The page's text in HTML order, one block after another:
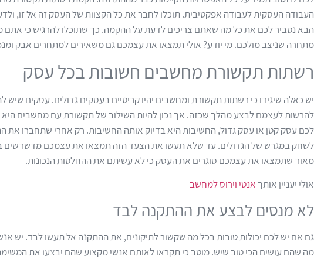
העבודה העסקית לעבודה אפקטיבית. תוכלו לחבר את כל הקצוות של העסק זה אל זו,
הבא נסביר לכם את כל מה שאתם צריכים לדעת על ההקמה. כך שתוכלו להרגיש כי
מתחרה שניצב מולכם. מי יודע? אולי תמצאו את עצמכם גם משאירים למתחרים אבק
רשתות תקשורת מחשבים חשובות בכל עסק
יש כאלה שיגידו כי רשתות תקשורת ומחשבים יהיו קריטיים בעסקים גדולים. עסקים שיש
להרשות לעצמם לבצע מהלך שכזה. אך נכון להיות השילוב של תקשורת עם מחשבים היא
לכם עסק קטן או עסק גדול, החשיבות היא בדיוק אותה החשיבות. רק אחרי שתחברו את
לשחק במגרש של הגדולים. עד שלא תעשו את הצעד הזה תמצאו את עצמכם מדשדשים
מאוד שתמצאו את עצמכם סוגרים את העסק כי לא עשיתם את ההחלטות הנכונות.
אולי יעניין אותך אנטי וירוס למחשב
לא מנסים לבצע את ההתקנה לבד
גם אם יש לכם יכולות טובות בכל מה שקשור לתיקונים, את ההתקנה אל תעשו לבד. יש
מה שהם עושים הכי טוב שיש. מוטב כי תקראו לאותם אנשי מקצוע שהם יבצעו את